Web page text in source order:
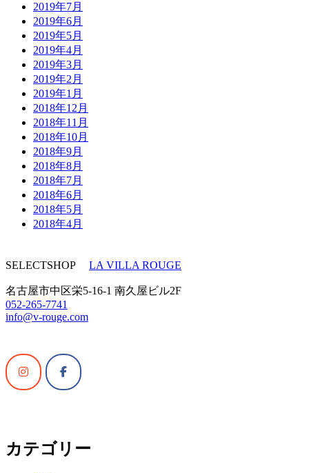
2019年7月
2019年6月
2019年5月
2019年4月
2019年3月
2019年2月
2019年1月
2018年12月
2018年11月
2018年10月
2018年9月
2018年8月
2018年7月
2018年6月
2018年5月
2018年4月
SELECTSHOP LA VILLA ROUGE
名古屋市中区栄5-16-1 南久屋ビル2F
052-265-7741
info@v-rouge.com
カテゴリー